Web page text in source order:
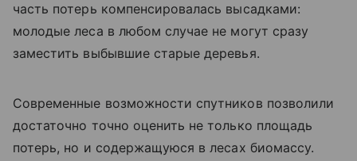
часть потерь компенсировалась высадками:
молодые леса в любом случае не могут сразу
заместить выбывшие старые деревья.
Современные возможности спутников позволили
достаточно точно оценить не только площадь
потерь, но и содержащуюся в лесах биомассу.